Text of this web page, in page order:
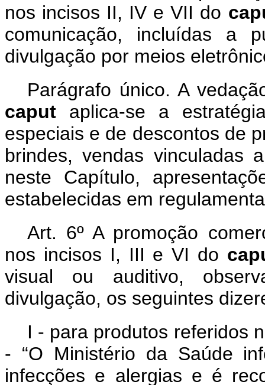
nos incisos II, IV e VII do
comunicação, incluídas a
divulgação por meios
Parágrafo único. A
caput aplica-se a
especiais e de descontos de
brindes, vendas vinculadas
neste Capítulo,
estabelecidas em
Art. 6º A promoção
nos incisos I, III e VI do
visual ou auditivo,
divulgação, os seguintes
I - para produtos referidos
- “O Ministério da Saúde
infecções e alergias e é